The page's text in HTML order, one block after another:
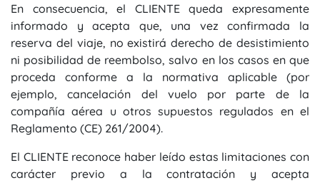
En consecuencia, el CLIENTE queda expresamente
informado y acepta que, una vez confirmada la
reserva del viaje, no existirá derecho de desistimiento
ni posibilidad de reembolso, salvo en los casos en que
proceda conforme a la normativa aplicable (por
ejemplo, cancelación del vuelo por parte de la
compañía aérea u otros supuestos regulados en el
Reglamento (CE) 261/2004).
El CLIENTE reconoce haber leído estas limitaciones con
carácter previo a la contratación y acepta